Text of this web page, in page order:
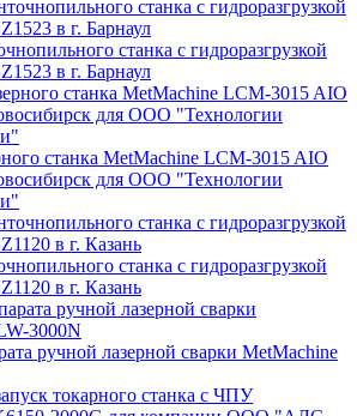
станка c гидроразгрузкой
в г. Барнаул
станка MetMachine LCM-3015 AIO
для ООО "Технологии
станка c гидроразгрузкой
в г. Казань
ручной лазерной сварки MetMachine